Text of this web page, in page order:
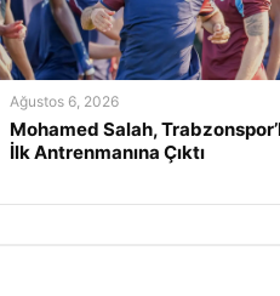
Ağustos 6, 2026
Mohamed Salah,
İlk Antrenmanına Çıktı